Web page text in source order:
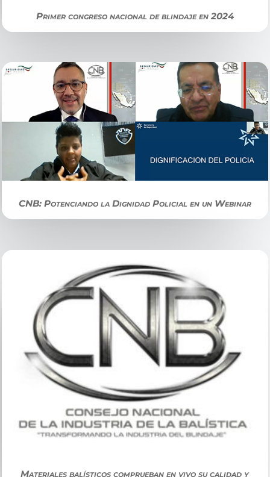
Primer congreso nacional de blindaje en 2024
CNB: Potenciando la Dignidad Policial en un Webinar
Materiales balísticos comprueban en vivo su calidad y